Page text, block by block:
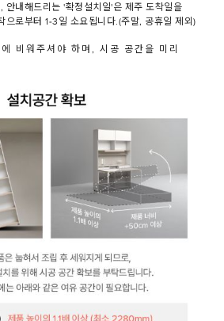
내해드리는 '확정설치일'은 제주 도착일을
으로부터 1-3일 소요됩니다.(주말, 공휴일 제외)
비워주셔야 하며, 시공 공간을 미리